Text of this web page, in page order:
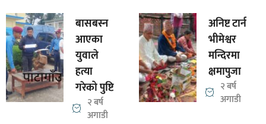
बासबस्न
आएका
युवाले
हत्या
गरेको पुष्टि
२ बर्ष
अगाडी
अनिष्ट टार्न
भीमेश्वर
मन्दिरमा
क्षमापुजा
२ बर्ष
अगाडी